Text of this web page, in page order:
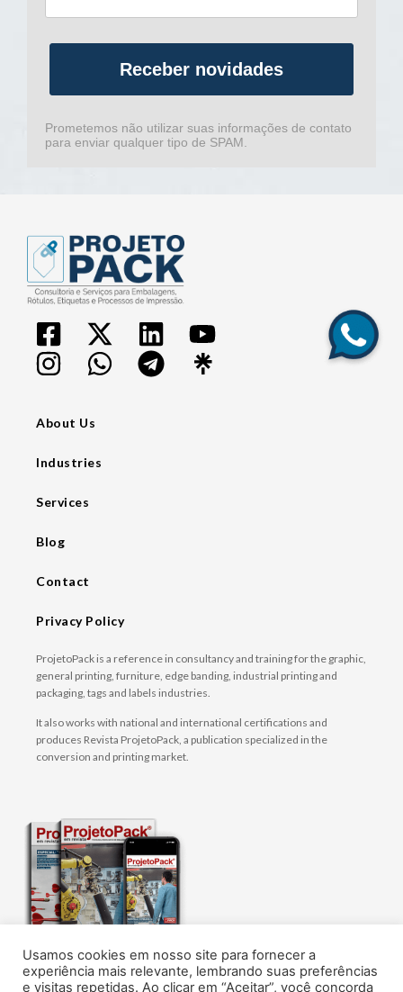
Receber novidades
Prometemos não utilizar suas informações de contato
para enviar qualquer tipo de SPAM.
About Us
Industries
Services
Blog
Contact
Privacy Policy
ProjetoPack is a reference in consultancy and training for the graphic,
general printing, furniture, edge banding, industrial printing and
packaging, tags and labels industries.
It also works with national and international certifications and
produces Revista ProjetoPack, a publication specialized in the
conversion and printing market.
The best content on technology, design and
management of flexible packaging, labels and
Usamos cookies em nosso site para fornecer a
experiência mais relevante, lembrando suas preferências
e visitas repetidas. Ao clicar em “Aceitar”, você concorda